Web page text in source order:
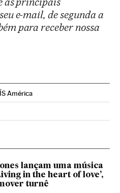
e-mail, de segunda a
para receber nossa
América
Instagram
en Facebook
lançam uma música
in the heart of love’,
turnê